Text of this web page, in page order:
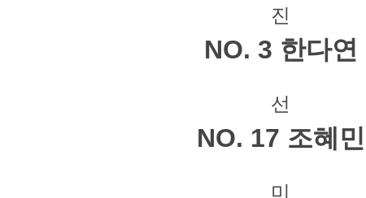
진
NO. 3 한다연
선
NO. 17 조혜민
미